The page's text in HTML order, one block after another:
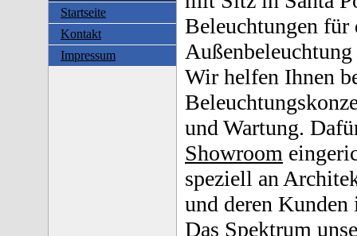
Startseite
Kontakt
Impressum
Beleuchtungen für
Wir helfen Ihnen
und Wartung.
Showroom
speziell an
und deren
Das Spektrum